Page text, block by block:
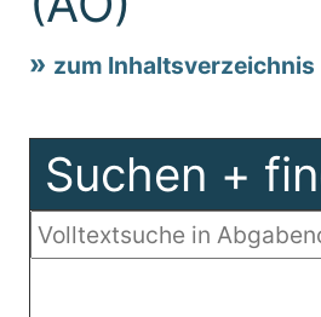
zum Inhaltsverzeichnis
Suchen +